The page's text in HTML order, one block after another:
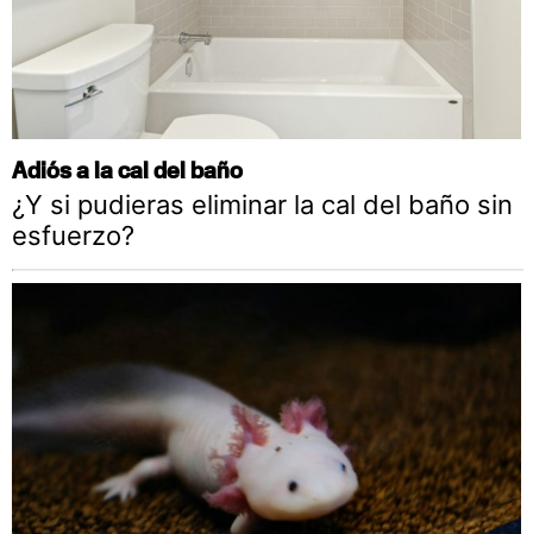
Adiós a la cal del baño
¿Y si pudieras eliminar la cal del baño sin
esfuerzo?